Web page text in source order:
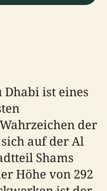
Dhabi ist eines
der
auf der Al
Shams
Höhe von 292